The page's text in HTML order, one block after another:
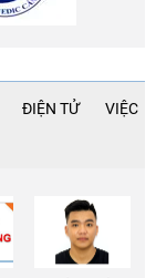
ĐIỆN TỬ VIỆC